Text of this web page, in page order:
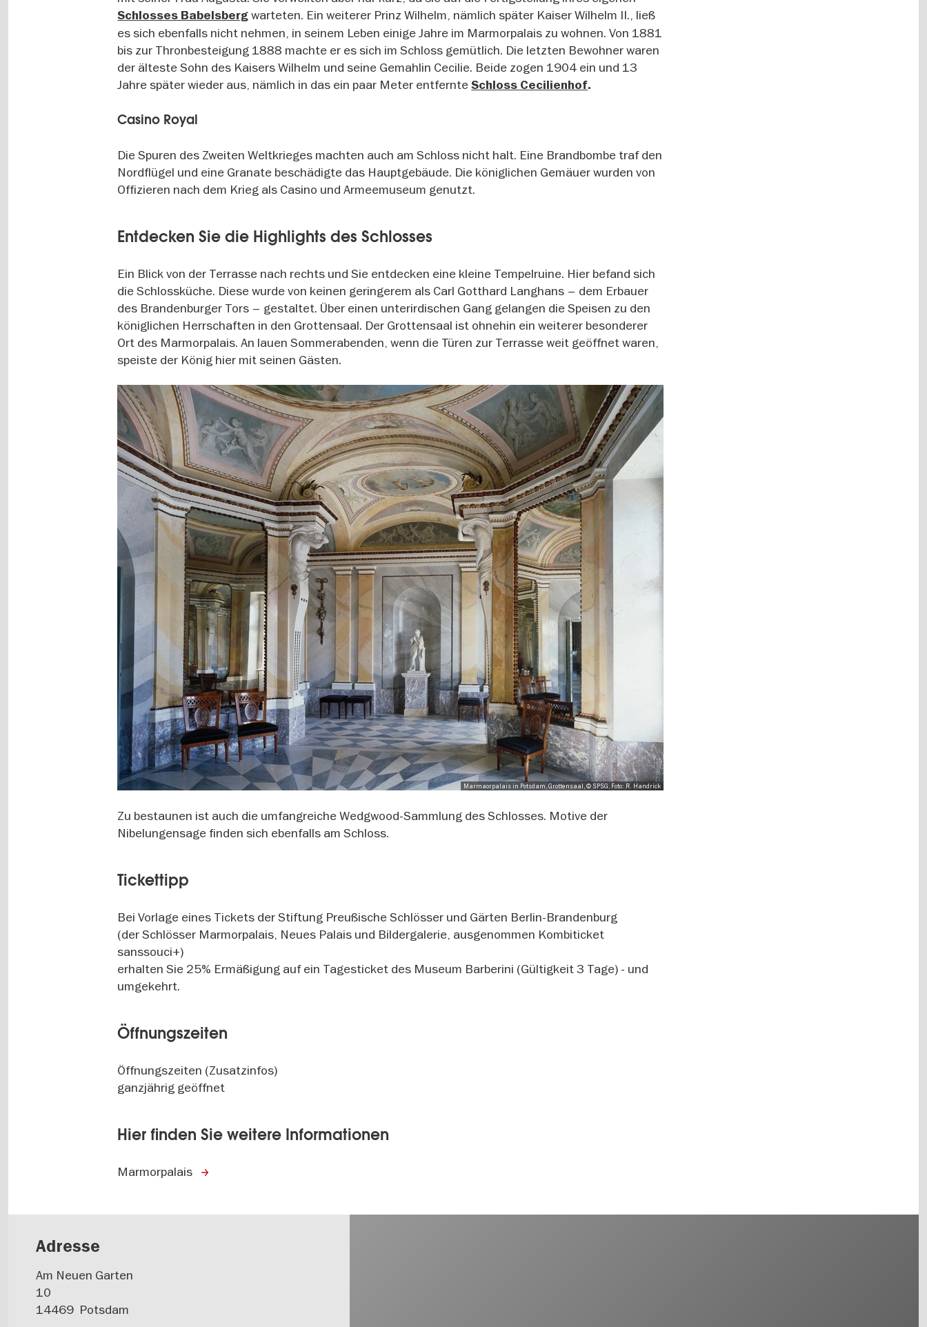
Schlosses Babelsbergwarteten. Ein weiterer Prinz Wilhelm, nämlich später Kaiser Wilhelm II., ließ
es sich ebenfalls nicht nehmen, in seinem Leben einige Jahre im Marmorpalais zu wohnen. Von 1881
bis zur Thronbesteigung 1888 machte er es sich im Schloss gemütlich. Die letzten Bewohner waren
der älteste Sohn des Kaisers Wilhelm und seine Gemahlin Cecilie. Beide zogen 1904 ein und 13
Jahre später wieder aus, nämlich in das ein paar Meter entfernteSchloss Cecilienhof.
Casino Royal
Die Spuren des Zweiten Weltkrieges machten auch am Schloss nicht halt. Eine Brandbombe traf den
Nordflügel und eine Granate beschädigte das Hauptgebäude. Die königlichen Gemäuer wurden von
Offizieren nach dem Krieg als Casino und Armeemuseum genutzt.
Entdecken Sie die Highlights des Schlosses
Ein Blick von der Terrasse nach rechts und Sie entdecken eine kleine Tempelruine. Hier befand sich
die Schlossküche. Diese wurde von keinen geringerem als Carl Gotthard Langhans – dem Erbauer
des Brandenburger Tors – gestaltet. Über einen unterirdischen Gang gelangen die Speisen zu den
königlichen Herrschaften in den Grottensaal. Der Grottensaal ist ohnehin ein weiterer besonderer
Ort des Marmorpalais. An lauen Sommerabenden, wenn die Türen zur Terrasse weit geöffnet waren,
speiste der König hier mit seinen Gästen.
Marmaorpalais in Potsdam, Grottensaal, © SPSG, Foto: R. Handrick
Zu bestaunen ist auch die umfangreiche Wedgwood-Sammlung des Schlosses. Motive der
Nibelungensage finden sich ebenfalls am Schloss.
Tickettipp
Bei Vorlage eines Tickets der Stiftung Preußische Schlösser und Gärten Berlin-Brandenburg
(der Schlösser Marmorpalais, Neues Palais und Bildergalerie, ausgenommen Kombiticket
sanssouci+)
erhalten Sie 25% Ermäßigung auf ein Tagesticket des Museum Barberini (Gültigkeit 3 Tage) - und
umgekehrt.
Öffnungszeiten
Öffnungszeiten (Zusatzinfos)
ganzjährig geöffnet
Hier finden Sie weitere Informationen
Marmorpalais
Adresse
Am Neuen Garten
10
14469 Potsdam